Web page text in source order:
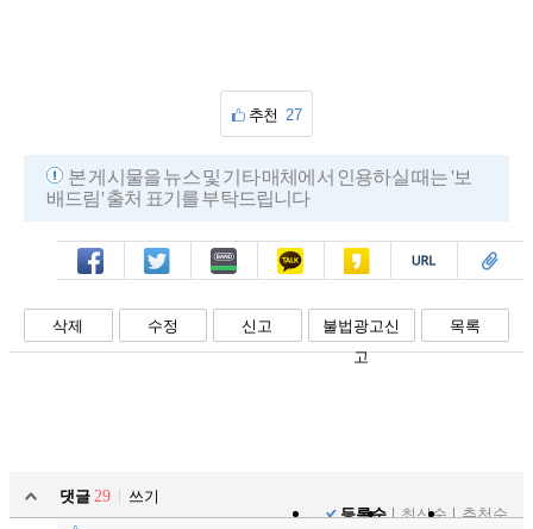
추천 27
본 게시물을 뉴스 및 기타 매체에서 인용하실 때는 '보
배드림' 출처 표기를 부탁드립니다
페북 트윗 밴드 카톡 카스 복사 스크랩
삭제 수정 신고
불법광고신
고
목록
댓글 29
쓰기
등록순
최신순 추천순